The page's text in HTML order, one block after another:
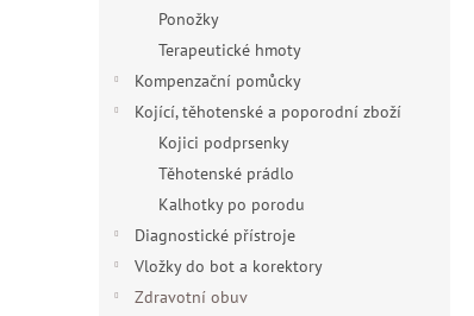
Ponožky
Terapeutické hmoty
Kompenzační pomůcky
Kojící, těhotenské a poporodní zboží
Kojici podprsenky
Těhotenské prádlo
Kalhotky po porodu
Diagnostické přístroje
Vložky do bot a korektory
Zdravotní obuv